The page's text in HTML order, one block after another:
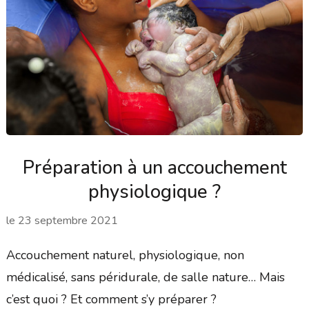
Préparation à un accouchement
physiologique ?
le 23 septembre 2021
Accouchement naturel, physiologique, non
médicalisé, sans péridurale, de salle nature… Mais
c’est quoi ? Et comment s’y préparer ?